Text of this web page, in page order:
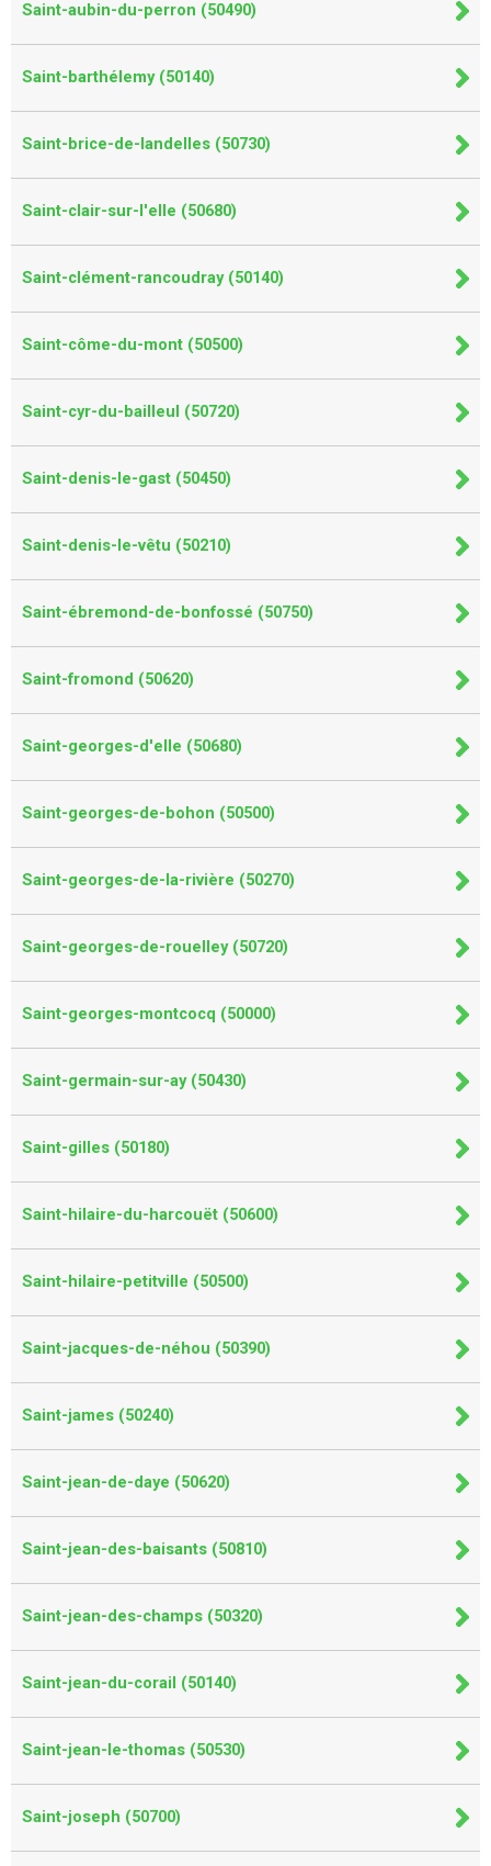
Saint-aubin-du-perron (50490)
Saint-barthélemy (50140)
Saint-brice-de-landelles (50730)
Saint-clair-sur-l'elle (50680)
Saint-clément-rancoudray (50140)
Saint-côme-du-mont (50500)
Saint-cyr-du-bailleul (50720)
Saint-denis-le-gast (50450)
Saint-denis-le-vêtu (50210)
Saint-ébremond-de-bonfossé (50750)
Saint-fromond (50620)
Saint-georges-d'elle (50680)
Saint-georges-de-bohon (50500)
Saint-georges-de-la-rivière (50270)
Saint-georges-de-rouelley (50720)
Saint-georges-montcocq (50000)
Saint-germain-sur-ay (50430)
Saint-gilles (50180)
Saint-hilaire-du-harcouët (50600)
Saint-hilaire-petitville (50500)
Saint-jacques-de-néhou (50390)
Saint-james (50240)
Saint-jean-de-daye (50620)
Saint-jean-des-baisants (50810)
Saint-jean-des-champs (50320)
Saint-jean-du-corail (50140)
Saint-jean-le-thomas (50530)
Saint-joseph (50700)